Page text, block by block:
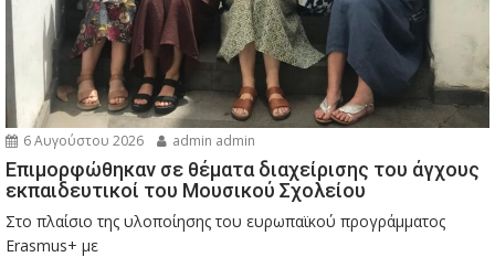
6 Αυγούστου 2026 admin admin
Eπιμορφώθηκαν σε θέματα διαχείρισης του άγχους
εκπαιδευτικοί του Μουσικού Σχολείου
Στο πλαίσιο της υλοποίησης του ευρωπαϊκού προγράμματος
Erasmus+ με